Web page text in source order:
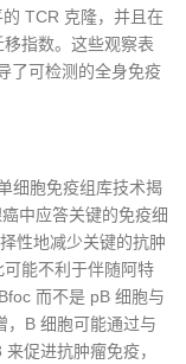
TCR 克隆，并且在
指数。这些观察表
了可检测的全身免疫
细胞免疫组库技术揭
中应答关键的免疫细
性地减少关键的抗肿
能不利于伴随阿特
而不是 pB 细胞与
，B 细胞可能通过与
促进抗肿瘤免疫，